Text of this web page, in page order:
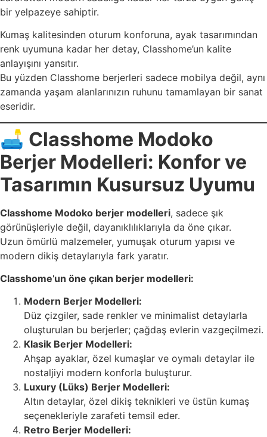
bir yelpazeye sahiptir.
Kumaş kalitesinden oturum konforuna, ayak tasarımından
renk uyumuna kadar her detay, Classhome’un kalite
anlayışını yansıtır.
Bu yüzden Classhome berjerleri sadece mobilya değil, aynı
zamanda yaşam alanlarınızın ruhunu tamamlayan bir sanat
eseridir.
🛋️ Classhome Modoko
Berjer Modelleri: Konfor ve
Tasarımın Kusursuz Uyumu
Classhome Modoko berjer modelleri, sadece şık
görünüşleriyle değil, dayanıklılıklarıyla da öne çıkar.
Uzun ömürlü malzemeler, yumuşak oturum yapısı ve
modern dikiş detaylarıyla fark yaratır.
Classhome’un öne çıkan berjer modelleri:
Modern Berjer Modelleri:
Düz çizgiler, sade renkler ve minimalist detaylarla
oluşturulan bu berjerler; çağdaş evlerin vazgeçilmezi.
Klasik Berjer Modelleri:
Ahşap ayaklar, özel kumaşlar ve oymalı detaylar ile
nostaljiyi modern konforla buluşturur.
Luxury (Lüks) Berjer Modelleri:
Altın detaylar, özel dikiş teknikleri ve üstün kumaş
seçenekleriyle zarafeti temsil eder.
Retro Berjer Modelleri: